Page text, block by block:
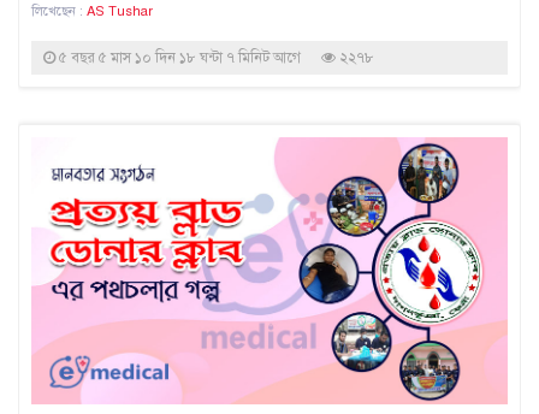
লিখেছেন : AS Tushar
৫ বছর ৫ মাস ১০ দিন ১৮ ঘন্টা ৭ মিনিট আগে ২২৭৮